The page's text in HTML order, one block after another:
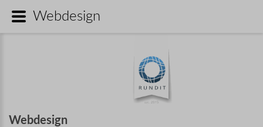
Webdesign
Webdesign